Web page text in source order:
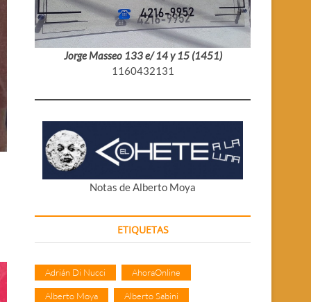
Jorge Masseo 133 e/ 14 y 15 (1451)
1160432131
Notas de Alberto Moya
ETIQUETAS
Adrián Di Nucci AhoraOnline
Alberto Moya Alberto Sabini